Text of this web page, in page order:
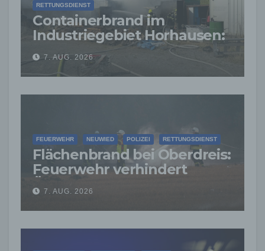
RETTUNGSDIENST
Containerbrand im
Industriegebiet Horhausen:
Feuerwehr verhindert
weitere Ausbreitung
7. AUG. 2026
FEUERWEHR NEUWIED POLIZEI RETTUNGSDIENST
Flächenbrand bei Oberdreis:
Feuerwehr verhindert
Übergreifen auf Waldgebiet
7. AUG. 2026